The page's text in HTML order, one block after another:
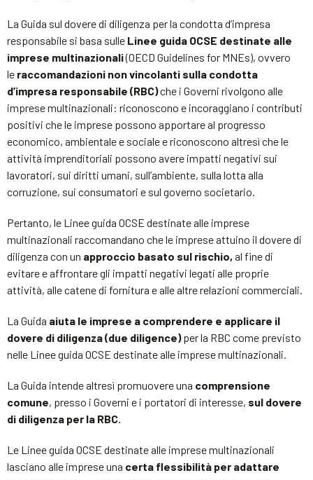
La Guida sul dovere di diligenza per la condotta d’impresa
responsabile si basa sulle Linee guida OCSE destinate alle
imprese multinazionali(OECD Guidelines for MNEs), ovvero
le raccomandazioni non vincolanti sulla condotta
d’impresa responsabile (RBC)che i Governi rivolgono alle
imprese multinazionali: riconoscono e incoraggiano i contributi
positivi che le imprese possono apportare al progresso
economico, ambientale e sociale e riconoscono altresì che le
attività imprenditoriali possono avere impatti negativi sui
lavoratori, sui diritti umani, sull’ambiente, sulla lotta alla
corruzione, sui consumatori e sul governo societario.
Pertanto, le Linee guida OCSE destinate alle imprese
multinazionali raccomandano che le imprese attuino il dovere di
diligenza con un approccio basato sul rischio, al fine di
evitare e affrontare gli impatti negativi legati alle proprie
attività, alle catene di fornitura e alle altre relazioni commerciali.
La Guida aiuta le imprese a comprendere e applicare il
dovere di diligenza (due diligence)per la RBC come previsto
nelle Linee guida OCSE destinate alle imprese multinazionali.
La Guida intende altresì promuovere una comprensione
comune, presso i Governi e i portatori di interesse, sul dovere
di diligenza per la RBC.
Le Linee guida OCSE destinate alle imprese multinazionali
lasciano alle imprese una certa flessibilità per adattare